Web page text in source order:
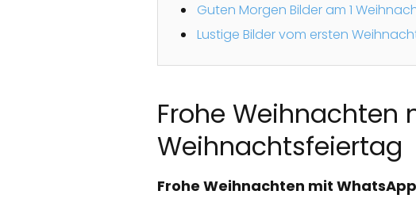
Guten Morgen Bilder am 1
Lustige Bilder vom ersten
Frohe Weihnachten
Weihnachtsfeiertag
Frohe Weihnachten mit